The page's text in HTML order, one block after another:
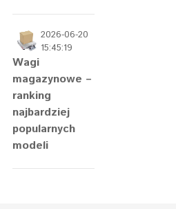
2026-06-20
15:45:19
Wagi
magazynowe –
ranking
najbardziej
popularnych
modeli